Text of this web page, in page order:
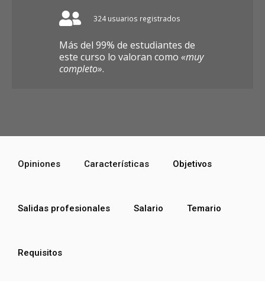
324 usuarios registrados
Más del 99% de estudiantes de
este curso lo valoran como «muy
completo».
Opiniones Características Objetivos
Salidas profesionales Salario Temario
Requisitos